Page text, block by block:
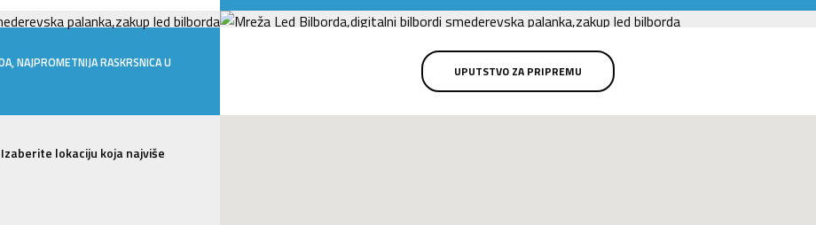
NAJPROMETNIJA RASKRSNICA U
UPUTSTVO ZA PRIPREMU
lokaciju koja najviše